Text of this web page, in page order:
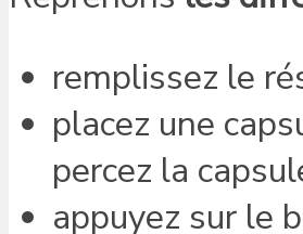
remplissez le
placez une
percez la
appuyez sur le